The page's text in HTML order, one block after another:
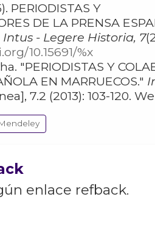
DE LA PRENSA
Intus - Legere Historia, 7
10.15691/%x
DE LA
EN MARRUECOS."
enlace refback.